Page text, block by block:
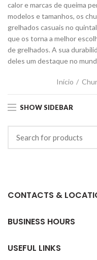
calor e marcas de queima
modelos e tamanhos, os
grelhados casuais no
que os torna a melhor
de grelhados. A sua
deles um destaque no
Início
SHOW SIDEBAR
CONTACTS &
BUSINESS HOURS
USEFUL LINKS